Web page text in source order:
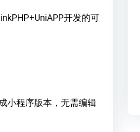
开发的可
小程序版本，无需编辑